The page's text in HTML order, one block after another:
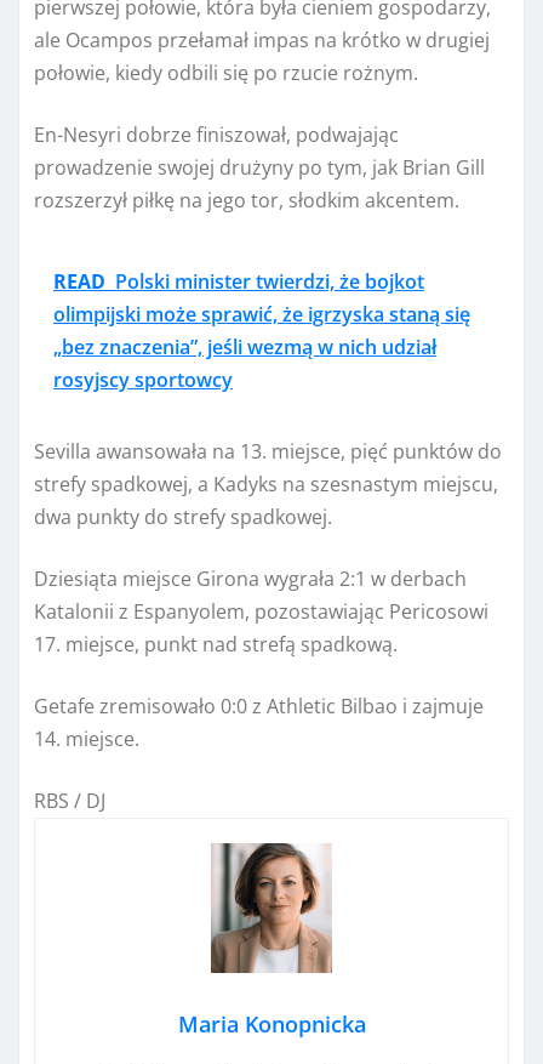
pierwszej połowie, która była cieniem gospodarzy,
ale Ocampos przełamał impas na krótko w drugiej
połowie, kiedy odbili się po rzucie rożnym.
En-Nesyri dobrze finiszował, podwajając
prowadzenie swojej drużyny po tym, jak Brian Gill
rozszerzył piłkę na jego tor, słodkim akcentem.
READ Polski minister twierdzi, że bojkot
olimpijski może sprawić, że igrzyska staną się
„bez znaczenia”, jeśli wezmą w nich udział
rosyjscy sportowcy
Sevilla awansowała na 13. miejsce, pięć punktów do
strefy spadkowej, a Kadyks na szesnastym miejscu,
dwa punkty do strefy spadkowej.
Dziesiąta miejsce Girona wygrała 2:1 w derbach
Katalonii z Espanyolem, pozostawiając Pericosowi
17. miejsce, punkt nad strefą spadkową.
Getafe zremisowało 0:0 z Athletic Bilbao i zajmuje
14. miejsce.
RBS / DJ
Maria Konopnicka